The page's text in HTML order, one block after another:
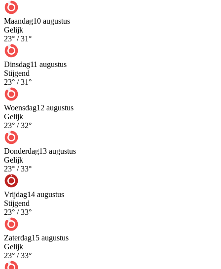
Maandag10 augustus
Gelijk
23° /31°
Dinsdag11 augustus
Stijgend
23° /31°
Woensdag12 augustus
Gelijk
23° /32°
Donderdag13 augustus
Gelijk
23° /33°
Vrijdag14 augustus
Stijgend
23° /33°
Zaterdag15 augustus
Gelijk
23° /33°